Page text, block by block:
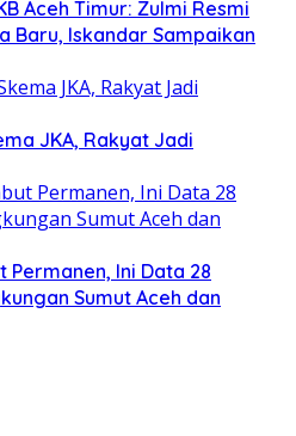
Aceh Timur: Zulmi Resmi
Baru, Iskandar Sampaikan
JKA, Rakyat Jadi
Permanen, Ini Data 28
Sumut Aceh dan